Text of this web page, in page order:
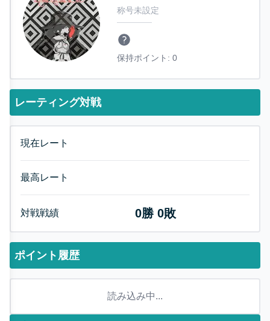
称号未設定
保持ポイント: 0
レーティング対戦
現在レート
最高レート
対戦戦績 0勝 0敗
ポイント履歴
読み込み中...